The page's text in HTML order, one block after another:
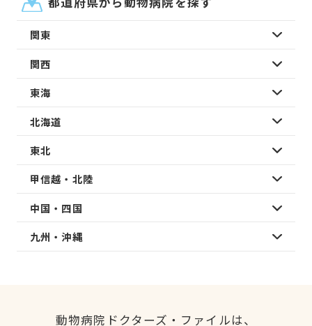
関東
関西
東海
北海道
東北
甲信越・北陸
中国・四国
九州・沖縄
動物病院ドクターズ・ファイルは、